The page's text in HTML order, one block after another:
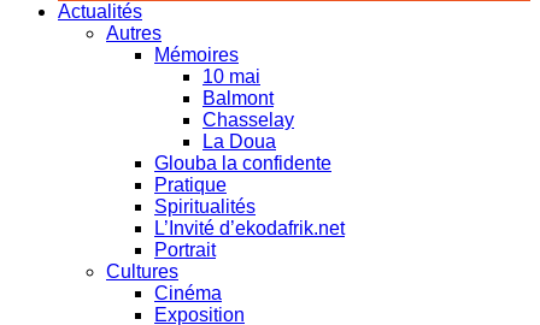
Actualités
Autres
Mémoires
10 mai
Balmont
Chasselay
La Doua
Glouba la confidente
Pratique
Spiritualités
L’Invité d’ekodafrik.net
Portrait
Cultures
Cinéma
Exposition